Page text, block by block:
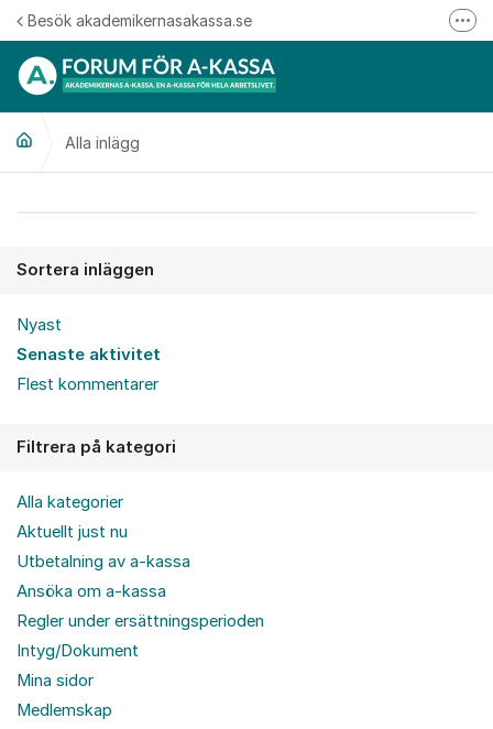
Hoppa till innehåll
Besök akademikernasakassa.se
Alla inlägg
Sortera inläggen
Nyast
Senaste aktivitet
Flest kommentarer
Filtrera på kategori
Alla kategorier
Aktuellt just nu
Utbetalning av a-kassa
Ansöka om a-kassa
Regler under ersättningsperioden
Intyg/Dokument
Mina sidor
Medlemskap